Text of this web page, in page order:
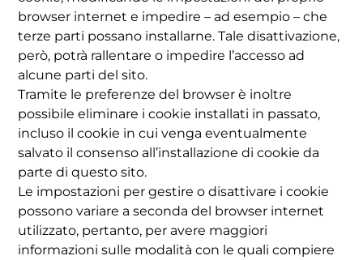
browser internet e impedire – ad esempio – che
terze parti possano installarne. Tale disattivazione,
però, potrà rallentare o impedire l’accesso ad
alcune parti del sito.
Tramite le preferenze del browser è inoltre
possibile eliminare i cookie installati in passato,
incluso il cookie in cui venga eventualmente
salvato il consenso all’installazione di cookie da
parte di questo sito.
Le impostazioni per gestire o disattivare i cookie
possono variare a seconda del browser internet
utilizzato, pertanto, per avere maggiori
informazioni sulle modalità con le quali compiere